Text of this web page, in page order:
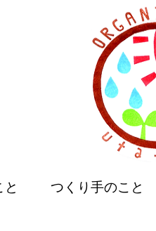
と つくり手のこと